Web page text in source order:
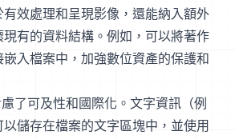
效處理和呈現影像，還能納入額外
有的資料結構。例如，可以將著作
入檔案中，加強數位資產的保護和
了可及性和國際化。文字資訊（例
儲存在檔案的文字區塊中，並使用